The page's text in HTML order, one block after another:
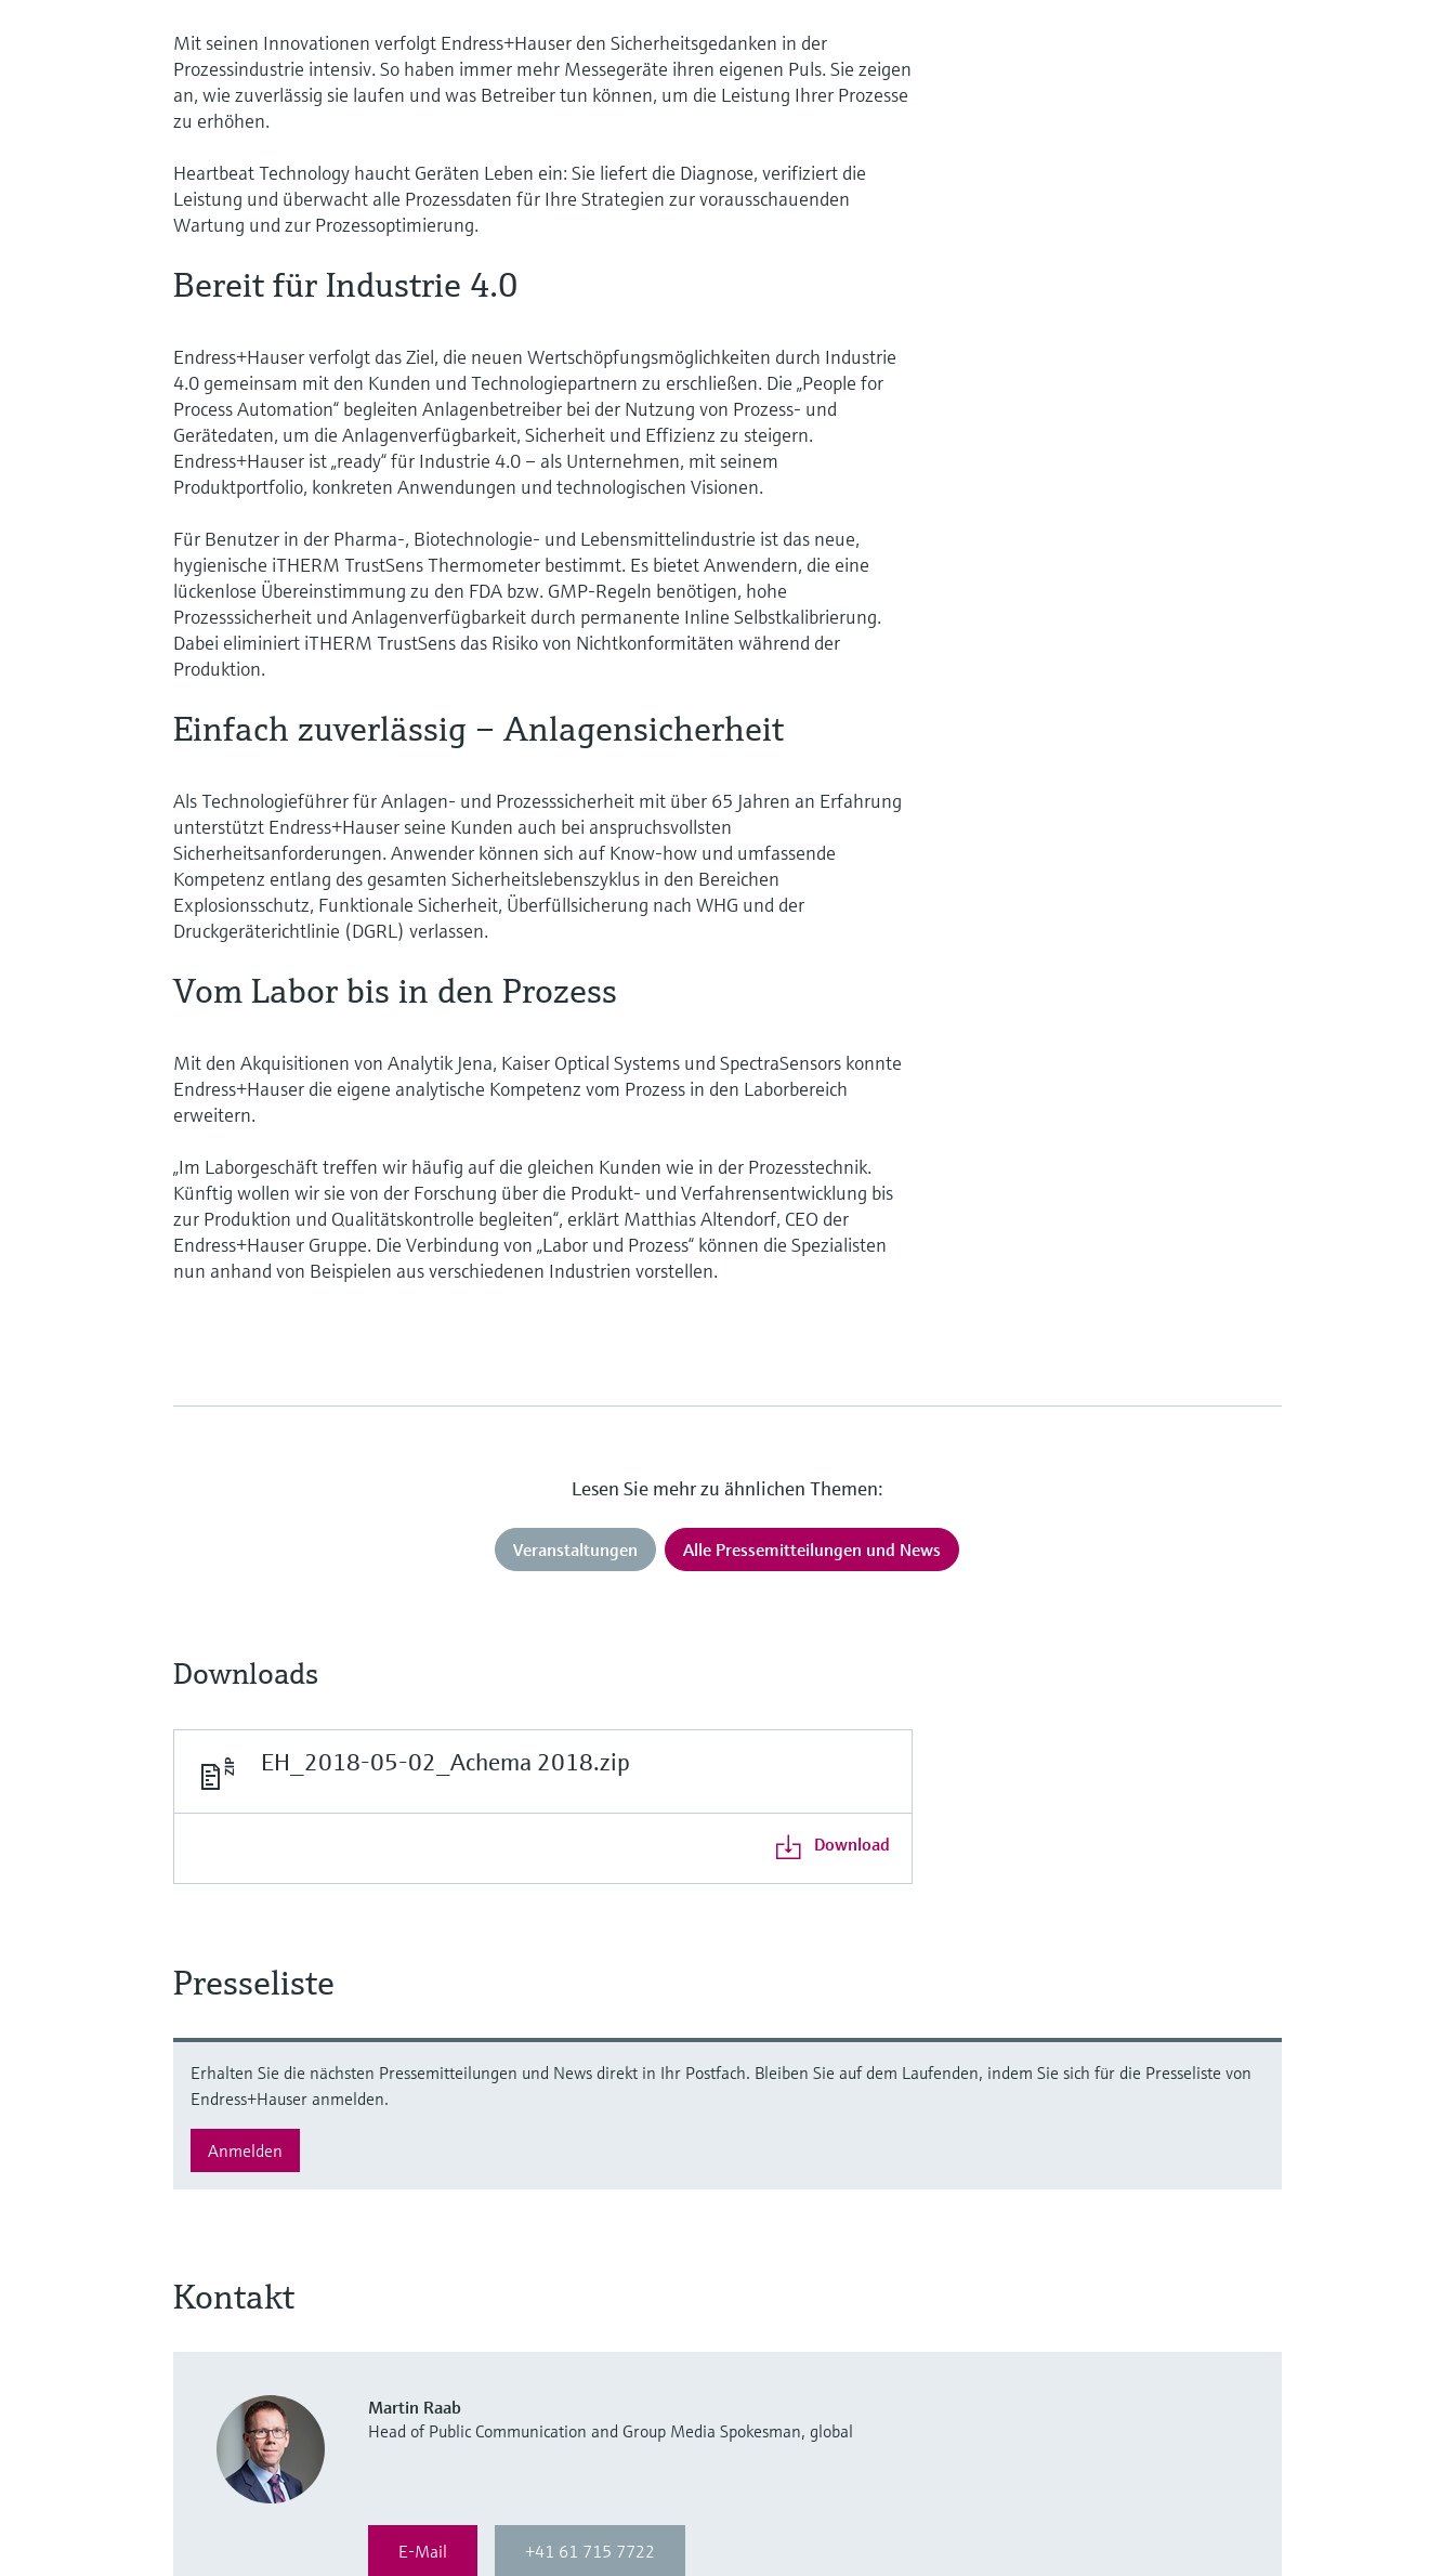
Mit seinen Innovationen verfolgt Endress+Hauser den Sicherheitsgedanken in der
Prozessindustrie intensiv. So haben immer mehr Messegeräte ihren eigenen Puls. Sie zeigen
an, wie zuverlässig sie laufen und was Betreiber tun können, um die Leistung Ihrer Prozesse
zu erhöhen.
Heartbeat Technology haucht Geräten Leben ein: Sie liefert die Diagnose, verifiziert die
Leistung und überwacht alle Prozessdaten für Ihre Strategien zur vorausschauenden
Wartung und zur Prozessoptimierung.
Bereit für Industrie 4.0
Endress+Hauser verfolgt das Ziel, die neuen Wertschöpfungsmöglichkeiten durch Industrie
4.0 gemeinsam mit den Kunden und Technologiepartnern zu erschließen. Die „People for
Process Automation“ begleiten Anlagenbetreiber bei der Nutzung von Prozess- und
Gerätedaten, um die Anlagenverfügbarkeit, Sicherheit und Effizienz zu steigern.
Endress+Hauser ist „ready“ für Industrie 4.0 – als Unternehmen, mit seinem
Produktportfolio, konkreten Anwendungen und technologischen Visionen.
Für Benutzer in der Pharma-, Biotechnologie- und Lebensmittelindustrie ist das neue,
hygienische iTHERM TrustSens Thermometer bestimmt. Es bietet Anwendern, die eine
lückenlose Übereinstimmung zu den FDA bzw. GMP-Regeln benötigen, hohe
Prozesssicherheit und Anlagenverfügbarkeit durch permanente Inline Selbstkalibrierung.
Dabei eliminiert iTHERM TrustSens das Risiko von Nichtkonformitäten während der
Produktion.
Einfach zuverlässig – Anlagensicherheit
Als Technologieführer für Anlagen- und Prozesssicherheit mit über 65 Jahren an Erfahrung
unterstützt Endress+Hauser seine Kunden auch bei anspruchsvollsten
Sicherheitsanforderungen. Anwender können sich auf Know-how und umfassende
Kompetenz entlang des gesamten Sicherheitslebenszyklus in den Bereichen
Explosionsschutz, Funktionale Sicherheit, Überfüllsicherung nach WHG und der
Druckgeräterichtlinie (DGRL) verlassen.
Vom Labor bis in den Prozess
Mit den Akquisitionen von Analytik Jena, Kaiser Optical Systems und SpectraSensors konnte
Endress+Hauser die eigene analytische Kompetenz vom Prozess in den Laborbereich
erweitern.
„Im Laborgeschäft treffen wir häufig auf die gleichen Kunden wie in der Prozesstechnik.
Künftig wollen wir sie von der Forschung über die Produkt- und Verfahrensentwicklung bis
zur Produktion und Qualitätskontrolle begleiten“, erklärt Matthias Altendorf, CEO der
Endress+Hauser Gruppe. Die Verbindung von „Labor und Prozess“ können die Spezialisten
nun anhand von Beispielen aus verschiedenen Industrien vorstellen.
Lesen Sie mehr zu ähnlichen Themen:
Veranstaltungen Alle Pressemitteilungen und News
Downloads
EH_2018-05-02_Achema 2018.zip
Download
Presseliste
Erhalten Sie die nächsten Pressemitteilungen und News direkt in Ihr Postfach. Bleiben Sie auf dem Laufenden, indem Sie sich für die Presseliste von
Endress+Hauser anmelden.
Anmelden
Kontakt
Martin Raab
Head of Public Communication and Group Media Spokesman, global
E-Mail +41 61 715 7722